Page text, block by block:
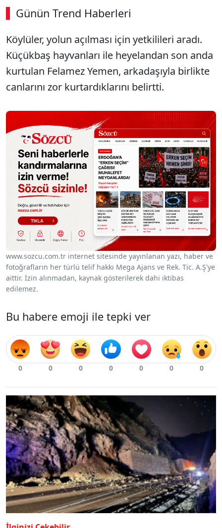
Günün Trend Haberleri
00:02 / 09:15
Sesi Aç
Köylüler, yolun açılması için yetkilileri aradı.
Küçükbaş hayvanları ile heyelandan son anda
kurtulan Felamez Yemen, arkadaşıyla birlikte
canlarını zor kurtardıklarını belirtti.
www.sozcu.com.tr internet sitesinde yayınlanan yazı, haber ve
fotoğrafların her türlü telif hakkı Mega Ajans ve Rek. Tic. A.Ş'ye
aittir. İzin alınmadan, kaynak gösterilerek dahi iktibas
edilemez.
Bu habere emoji ile tepki ver